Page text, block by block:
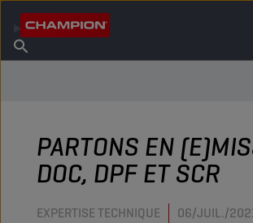
À propos de Champion
Trouver un point de vente
PARTONS EN
DOC, DPF ET SCR
EXPERTISE TECHNIQUE 06/JUIL./